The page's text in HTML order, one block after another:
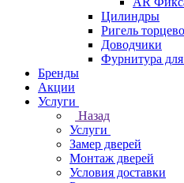
Цилиндры
Ригель
Доводчики
Фурнитура
Бренды
Акции
Услуги
Назад
Услуги
Замер дверей
Монтаж дверей
Условия доставки